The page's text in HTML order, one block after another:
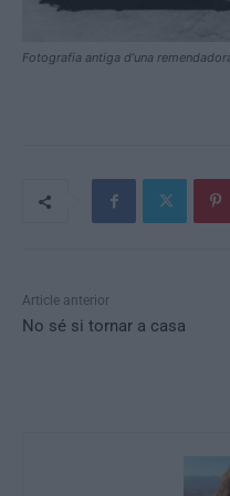
Fotografia antiga d’una
Article anterior
No sé si tornar a casa